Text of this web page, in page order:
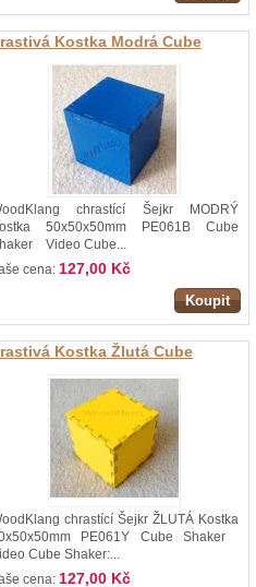
Kostka Modrá Cube
50x50x50mm PE061B
chrastící Šejkr MODRÝ
50x50x50mm PE061B Cube
Video Cube...
cena: 127,00 Kč
Koupit
Kostka Žlutá Cube
chrastící Šejkr ŽLUTÁ Kostka
PE061Y Cube Shaker
Cube Shaker:...
cena: 127,00 Kč